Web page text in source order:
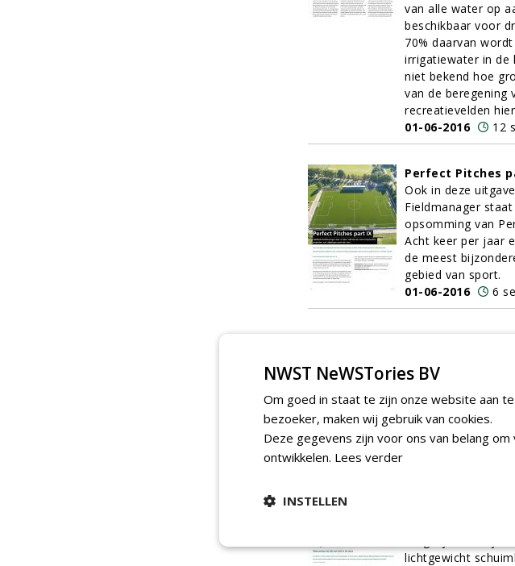
van alle water op
beschikbaar voor
70% daarvan
irrigatiewater in de
niet bekend hoe
van de beregening
recreatievelden
01-06-2016
12
Perfect Pitches
Ook in deze
Fieldmanager
opsomming van
Acht keer per jaar
de meest
gebied van sport.
01-06-2016
6
lichtgewicht
NWST NeWSTories BV
Om goed in staat te zijn onze website aan
bezoeker, maken wij gebruik van cookies.
Deze gegevens zijn voor ons van belang
ontwikkelen. Lees verder
INSTELLEN